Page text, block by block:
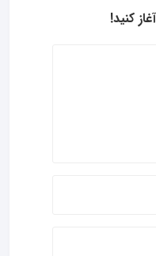
کنید!